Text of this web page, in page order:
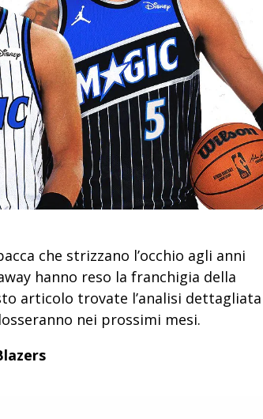
che strizzano l’occhio agli anni
hanno reso la franchigia della
articolo trovate l’analisi dettagliata
nei prossimi mesi.